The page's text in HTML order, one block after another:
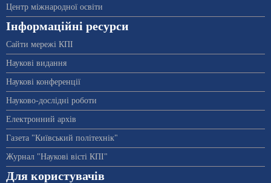
Центр міжнародної освіти
Інформаційні ресурси
Сайти мережі КПІ
Наукові видання
Наукові конференції
Науково-дослідні роботи
Електронний архів
Газета "Київський політехнік"
Журнал "Наукові вісті КПІ"
Для користувачів